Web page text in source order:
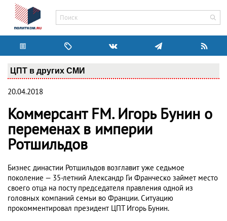
ЦПТ в других СМИ
20.04.2018
Коммерсант FM. Игорь Бунин о
переменах в империи
Ротшильдов
Бизнес династии Ротшильдов возглавит уже седьмое
поколение — 35-летний Александр Ги Франческо займет место
своего отца на посту председателя правления одной из
головных компаний семьи во Франции. Ситуацию
прокомментировал президент ЦПТ Игорь Бунин.